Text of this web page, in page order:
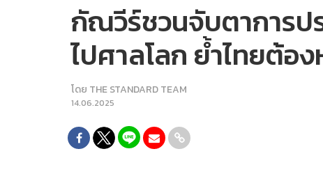
กัณวีร์ชวนจับตาการป
ไปศาลโลก ย้ำไทยต้อ
โดย THE STANDARD TEAM
14.06.2025